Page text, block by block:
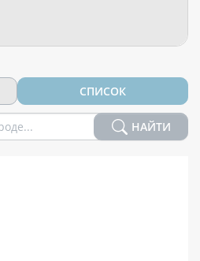
СПИСОК
НАЙТИ